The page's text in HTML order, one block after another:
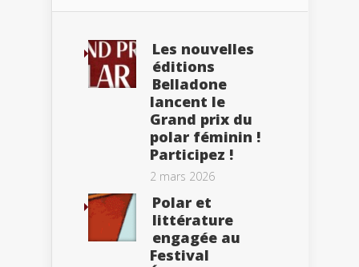
Les nouvelles
éditions
Belladone
lancent le
Grand prix du
polar féminin !
Participez !
2 mars 2026
Polar et
littérature
engagée au
Festival